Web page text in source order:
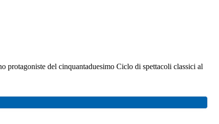
protagoniste del cinquantaduesimo Ciclo di spettacoli classici al